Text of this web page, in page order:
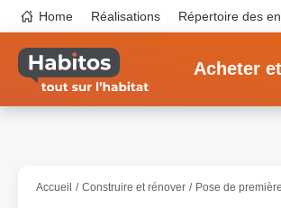
contenu
principal
Top
navigation
Home Réalisations Répertoire des
Acheter
Accueil Construire et rénover Pose de